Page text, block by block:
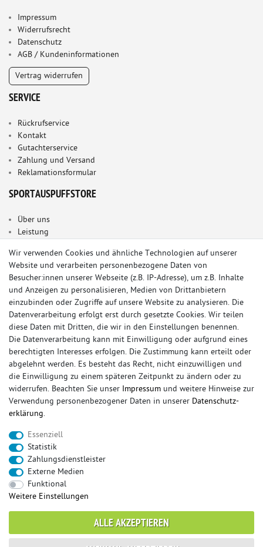
Impressum
Widerrufsrecht
Datenschutz
AGB / Kundeninformationen
Vertrag widerrufen
SERVICE
Rückrufservice
Kontakt
Gutachterservice
Zahlung und Versand
Reklamationsformular
SPORTAUSPUFFSTORE
Über uns
Leistung
© Copyright 2026 Sportauspuff-Store.de - Alle Rechte vorbehalten.
Preisangaben inkl. gesetzlicher MwSt. und zzgl. Versandkosten
Das Internetportal für Sportendschalldämpfer, Komplettanlagen,
Rennsportanlagen, Sportendrohre, Universalteile, Fächerkrümmer,
Vorschalldämpfer, Sportkat, Ersatzrohr und Auspuffzubehör.
FOX, REMUS, FSW, FRIEDRICH MOTORSPORT, EISENMANN, ULTER
SPORT, NOVUS
sportauspuff sportkat fox
racing sportauspuff
komplettanlage
friedrich
mittelschalldämpfer
fächerkrümmer
remus
Wir verwenden Cookies und ähnliche Technologien auf unserer
Website und verarbeiten personenbezogene Daten von
Besucher:innen unserer Webseite (z.B. IP-Adresse), um z.B. Inhalte
und Anzeigen zu personalisieren, Medien von Drittanbietern
einzubinden oder Zugriffe auf unsere Website zu analysieren. Die
Datenverarbeitung erfolgt erst durch gesetzte Cookies. Wir teilen
diese Daten mit Dritten, die wir in den Einstellungen benennen.
Die Datenverarbeitung kann mit Einwilligung oder aufgrund eines
berechtigten Interesses erfolgen. Die Zustimmung kann erteilt oder
abgelehnt werden. Es besteht das Recht, nicht einzuwilligen und
die Einwilligung zu einem späteren Zeitpunkt zu ändern oder zu
widerrufen. Beachten Sie unser Impressum und weitere Hinweise zur
Verwendung personenbezogener Daten in unserer Daten­schutz­
erklärung.
Essenziell
Statistik
Zahlungsdienstleister
Externe Medien
Funktional
Weitere Einstellungen
ALLE AKZEPTIEREN